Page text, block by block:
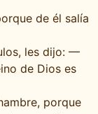
de él salía
les dijo: —
de Dios es
porque